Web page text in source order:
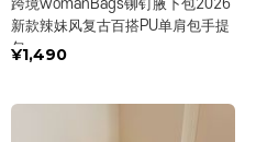
跨境womanBags铆钉腋下包2026
新款辣妹风复古百搭PU单肩包手提
包
¥1,490